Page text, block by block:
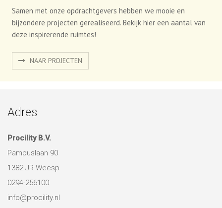
Samen met onze opdrachtgevers hebben we mooie en
bijzondere projecten gerealiseerd. Bekijk hier een aantal van
deze inspirerende ruimtes!
NAAR PROJECTEN
Adres
Procility B.V.
Pampuslaan 90
1382 JR Weesp
0294-256100
info@procility.nl